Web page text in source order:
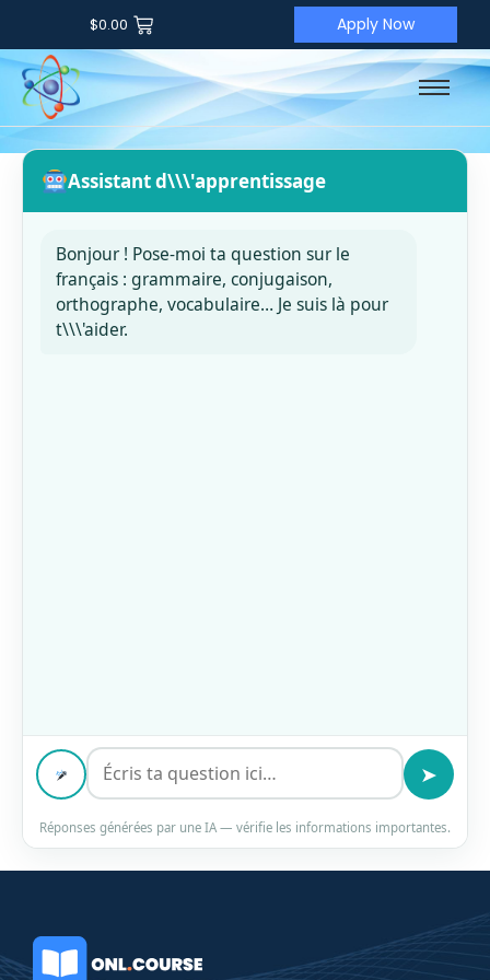
$0.00 Apply Now
Assistant d\\\'apprentissage
Bonjour ! Pose-moi ta question sur le
français : grammaire, conjugaison,
orthographe, vocabulaire… Je suis là pour
t\\\'aider.
➤
Réponses générées par une IA — vérifie les informations importantes.